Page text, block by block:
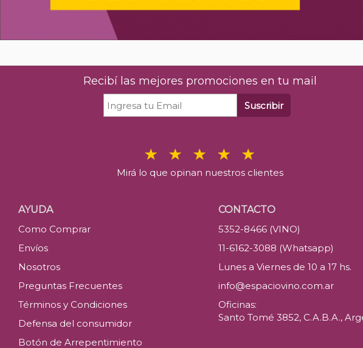
Recibí las mejores promociones en tu mail
Suscribir
Mirá lo que opinan nuestros clientes
AYUDA
Como Comprar
Envíos
Nosotros
Preguntas Frecuentes
Términos y Condiciones
Defensa del consumidor
Botón de Arrepentimiento
CONTACTO
5352-8466 (VINO)
11-6162-3088 (Whatsapp)
Lunes a Viernes de 10 a 17 hs.
info@espaciovino.com.ar
Oficinas:
Santo Tomé 3852, C.A.B.A.,